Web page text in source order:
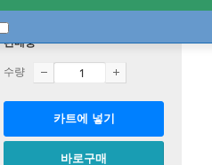
판매중
수량
카트에 넣기
바로구매